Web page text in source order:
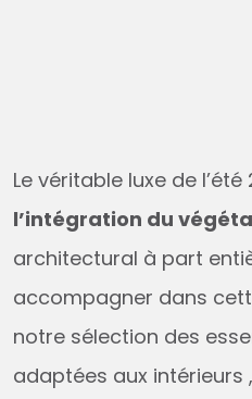
Le véritable luxe de
l’intégration du
architectural à part
accompagner dans
notre sélection des
adaptées aux intérieurs